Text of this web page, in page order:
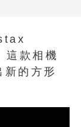
款相機
的方形